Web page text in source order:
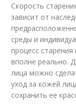
Скорость
зависит от
среды и
процесс
вполне реально.
лица можно
уход за кожей
сохранить ее